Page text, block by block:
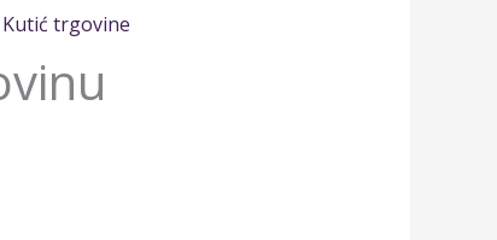
Kutić trgovine